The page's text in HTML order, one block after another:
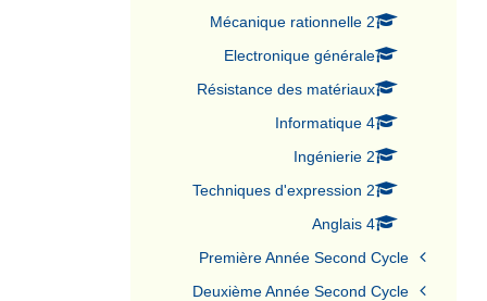
Mécanique rationnelle 2
Electronique générale
Résistance des matériaux
Informatique 4
Ingénierie 2
Techniques d'expression 2
Anglais 4
Première Année Second Cycle
Deuxième Année Second Cycle